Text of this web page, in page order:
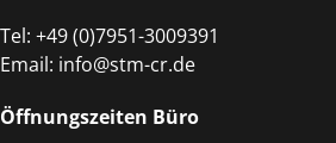
Tel: +49 (0)7951-3009391
Email: info@stm-cr.de
Öffnungszeiten Büro